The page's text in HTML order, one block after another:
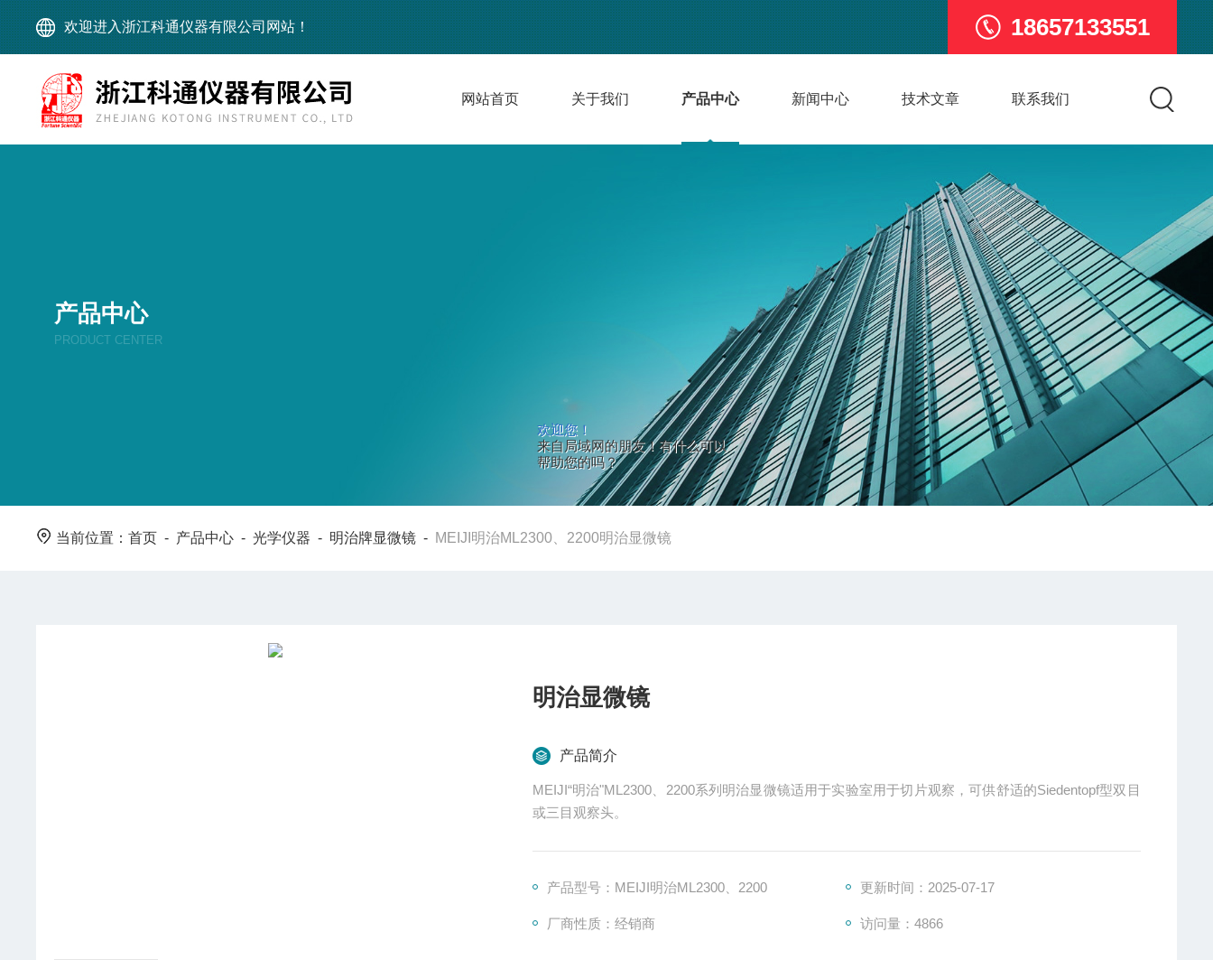
欢迎您！
来自局域网的朋友！有什么可以
帮助您的吗？
欢迎进入浙江科通仪器有限公司网站！ 18657133551
网站首页 关于我们 产品中心 新闻中心 技术文章 联系我们
产品中心
PRODUCT CENTER
当前位置：首页 - 产品中心 -光学仪器 - 明治牌显微镜 - MEIJI明治ML2300、2200明治显微镜
明治显微镜
产品简介
MEIJI“明治"ML2300、2200系列明治显微镜适用于实验室用于切片观察，可供舒适的Siedentopf型双目
或三目观察头。
产品型号：MEIJI明治ML2300、2200 更新时间：2025-07-17
厂商性质：经销商 访问量：4866